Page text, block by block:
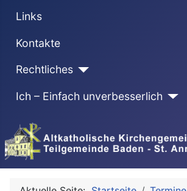
Links
Kontakte
Rechtliches
Ich – Einfach unverbesserlich